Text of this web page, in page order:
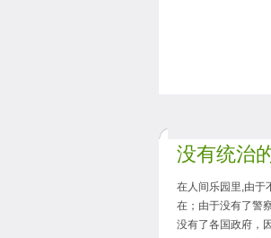
没有统治
在人间乐园里,由于
在；由于没有了警
没有了各国政府，